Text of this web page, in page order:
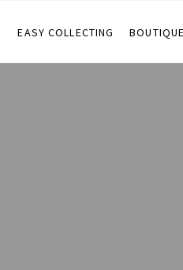
EASY COLLECTING BOUTIQUE